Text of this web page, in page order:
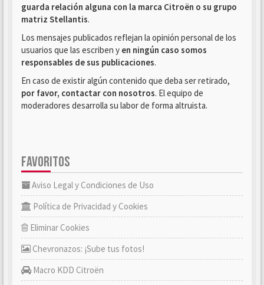
guarda relación alguna con la marca Citroën o su grupo
matriz Stellantis.
Los mensajes publicados reflejan la opinión personal de los
usuarios que las escriben y en ningún caso somos
responsables de sus publicaciones.
En caso de existir algún contenido que deba ser retirado,
por favor, contactar con nosotros. El equipo de
moderadores desarrolla su labor de forma altruista.
FAVORITOS
Aviso Legal y Condiciones de Uso
Política de Privacidad y Cookies
Eliminar Cookies
Chevronazos: ¡Sube tus fotos!
Macro KDD Citroën